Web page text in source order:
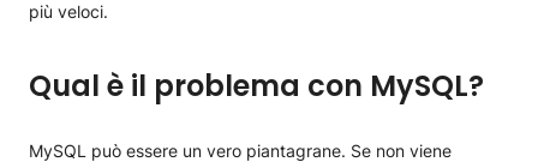
più veloci.
Qual è il problema con MySQL?
MySQL può essere un vero piantagrane. Se non viene